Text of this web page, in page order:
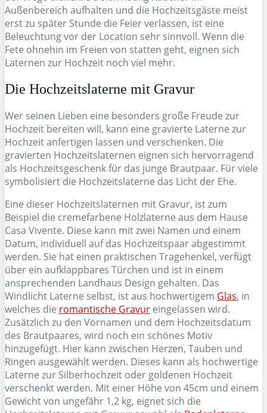
Außenbereich aufhalten und die Hochzeitsgäste meist
erst zu später Stunde die Feier verlassen, ist eine
Beleuchtung vor der Location sehr sinnvoll. Wenn die
Fete ohnehin im Freien von statten geht, eignen sich
Laternen zur Hochzeit noch viel mehr.
Die Hochzeitslaterne mit Gravur
Wer seinen Lieben eine besonders große Freude zur
Hochzeit bereiten will, kann eine gravierte Laterne zur
Hochzeit anfertigen lassen und verschenken. Die
gravierten Hochzeitslaternen eignen sich hervorragend
als Hochzeitsgeschenk für das junge Brautpaar. Für viele
symbolisiert die Hochzeitslaterne das Licht der Ehe.
Eine dieser Hochzeitslaternen mit Gravur, ist zum
Beispiel die cremefarbene Holzlaterne aus dem Hause
Casa Vivente. Diese kann mit zwei Namen und einem
Datum, individuell auf das Hochzeitspaar abgestimmt
werden. Sie hat einen praktischen Tragehenkel, verfügt
über ein aufklappbares Türchen und ist in einem
ansprechenden Landhaus Design gehalten. Das
Windlicht Laterne selbst, ist aus hochwertigem Glas, in
welches die romantische Gravur eingelassen wird.
Zusätzlich zu den Vornamen und dem Hochzeitsdatum
des Brautpaares, wird noch ein schönes Motiv
hinzugefügt. Hier kann zwischen Herzen, Tauben und
Ringen ausgewählt werden. Dieses kann als hochwertige
Laterne zur Silberhochzeit oder goldenen Hochzeit
verschenkt werden. Mit einer Höhe von 45cm und einem
Gewicht von ungefähr 1,2 kg, eignet sich die